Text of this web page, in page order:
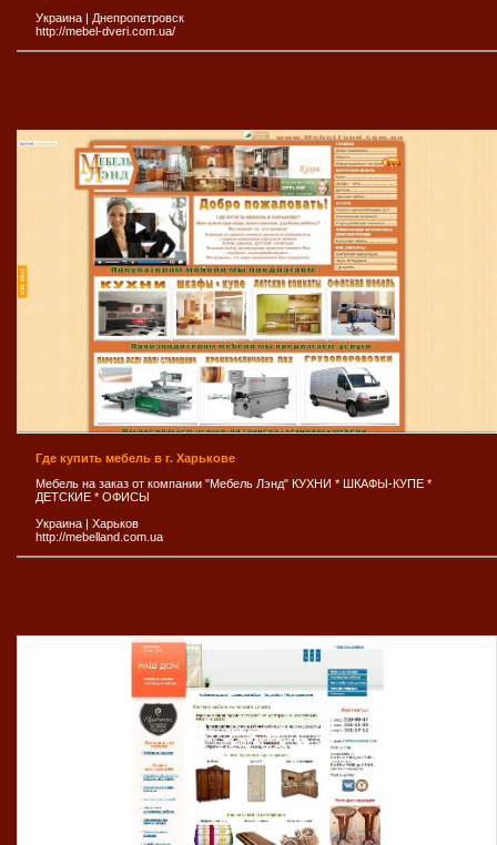
Украина | Днепропетровск
http://mebel-dveri.com.ua/
Где купить мебель в г. Харькове
Мебель на заказ от компании "Мебель Лэнд" КУХНИ * ШКАФЫ-КУПЕ *
ДЕТСКИЕ * ОФИСЫ
Украина | Харьков
http://mebelland.com.ua